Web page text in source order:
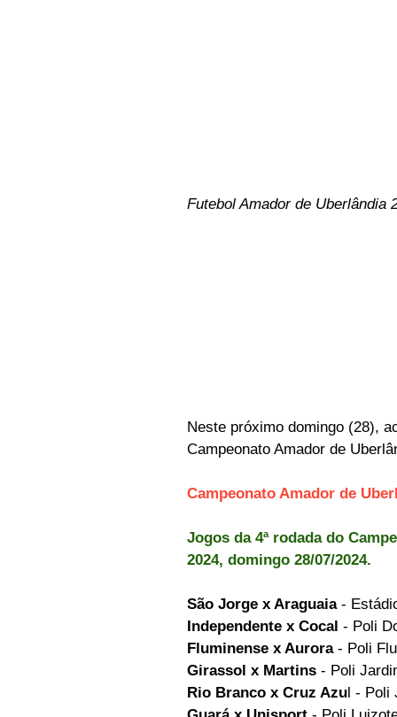
Futebol Amador de Uberlândia
Neste próximo domingo (28),
Campeonato Amador de
Campeonato Amador de
Jogos da 4ª rodada do
2024, domingo 28/07/2024.
São Jorge x Araguaia -
Independente x Cocal - Poli
Fluminense x Aurora - Poli
Girassol x Martins - Poli
Rio Branco x Cruz Azul - Poli